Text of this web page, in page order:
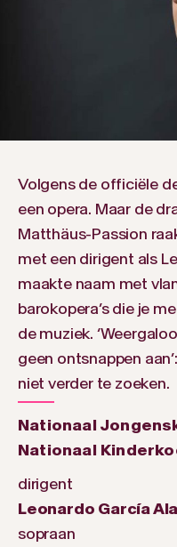
Volgens de officiële
een opera. Maar de
Matthäus-Passion
met een dirigent als
maakte naam met
barokopera’s die je
de muziek.
geen ontsnappen
niet verder te zoeken.
Nationaal
Nationaal
dirigent
Leonardo García
sopraan